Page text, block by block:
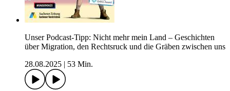
Unser Podcast-Tipp: Nicht mehr mein Land – Geschichten
über Migration, den Rechtsruck und die Gräben zwischen uns
28.08.2025
53 Min.